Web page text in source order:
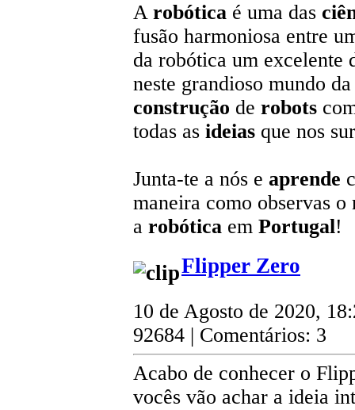
A robótica é uma das
fusão harmoniosa entre
da robótica um excelente
neste grandioso mundo
construção de robots
todas as ideias que nos
Junta-te a nós e aprende
maneira como observas
a robótica em Portugal!
Flipper Zero
10 de Agosto de 2020,
92684 | Comentários: 3
Acabo de conhecer o
vocês vão achar a ideia